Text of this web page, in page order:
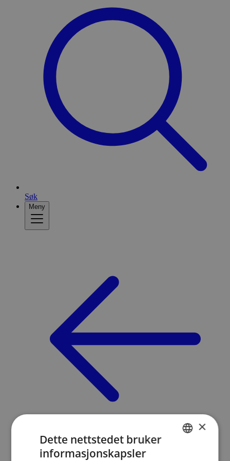
Søk
Meny
Skadehåndbok /
×
Dette nettstedet bruker
informasjonskapsler